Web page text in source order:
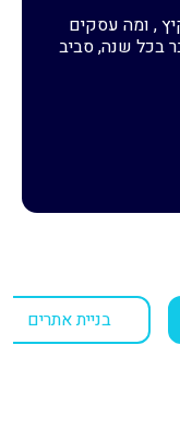
, ומה עסקים
בכל שנה, סביב
בניית אתרים